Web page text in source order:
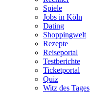
Spiele
Jobs in Köln
Dating
Shoppingwelt
Rezepte
Reiseportal
Testberichte
Ticketportal
Quiz
Witz des Tages